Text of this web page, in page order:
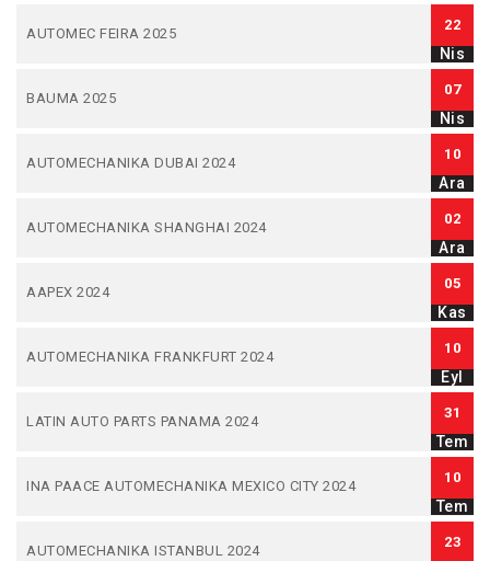
AUTOMEC FEIRA 2025
22
Nis
BAUMA 2025
07
Nis
AUTOMECHANIKA DUBAI 2024
10
Ara
AUTOMECHANIKA SHANGHAI 2024
02
Ara
AAPEX 2024
05
Kas
AUTOMECHANIKA FRANKFURT 2024
10
Eyl
LATIN AUTO PARTS PANAMA 2024
31
Tem
INA PAACE AUTOMECHANIKA MEXICO CITY 2024
10
Tem
AUTOMECHANIKA ISTANBUL 2024
23